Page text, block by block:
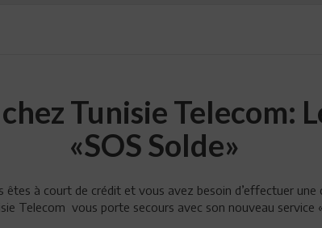
Tunisie Telecom:
«SOS Solde»
êtes à court de crédit et vous avez besoin d’effectuer
Telecom vous porte secours avec son nouveau service